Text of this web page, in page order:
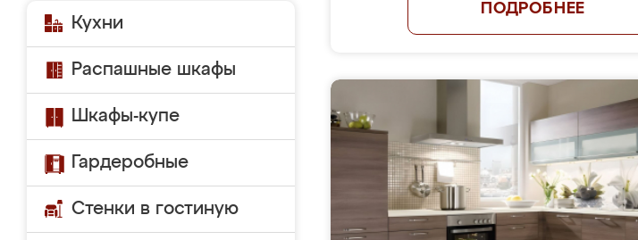
Кухни
Распашные шкафы
Шкафы-купе
Гардеробные
Стенки в гостиную
ПОДРОБНЕЕ